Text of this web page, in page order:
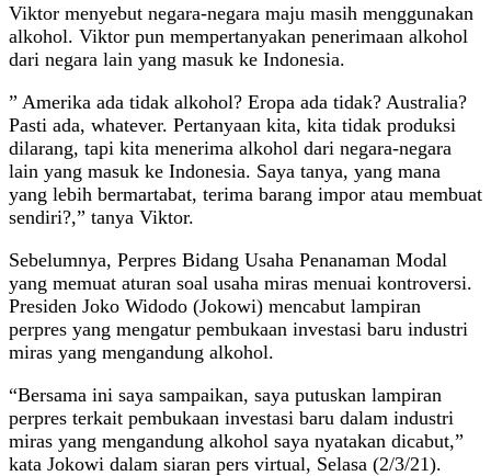
Viktor menyebut negara-negara maju masih menggunakan
alkohol. Viktor pun mempertanyakan penerimaan alkohol
dari negara lain yang masuk ke Indonesia.
” Amerika ada tidak alkohol? Eropa ada tidak? Australia?
Pasti ada, whatever. Pertanyaan kita, kita tidak produksi
dilarang, tapi kita menerima alkohol dari negara-negara
lain yang masuk ke Indonesia. Saya tanya, yang mana
yang lebih bermartabat, terima barang impor atau membuat
sendiri?,” tanya Viktor.
Sebelumnya, Perpres Bidang Usaha Penanaman Modal
yang memuat aturan soal usaha miras menuai kontroversi.
Presiden Joko Widodo (Jokowi) mencabut lampiran
perpres yang mengatur pembukaan investasi baru industri
miras yang mengandung alkohol.
“Bersama ini saya sampaikan, saya putuskan lampiran
perpres terkait pembukaan investasi baru dalam industri
miras yang mengandung alkohol saya nyatakan dicabut,”
kata Jokowi dalam siaran pers virtual, Selasa (2/3/21).